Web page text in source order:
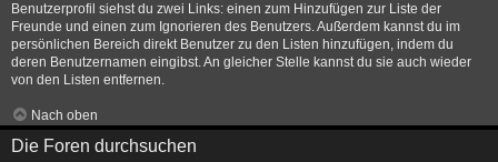
Benutzerprofil siehst du zwei Links: einen zum Hinzufügen zur Liste der
Freunde und einen zum Ignorieren des Benutzers. Außerdem kannst du im
persönlichen Bereich direkt Benutzer zu den Listen hinzufügen, indem du
deren Benutzernamen eingibst. An gleicher Stelle kannst du sie auch wieder
von den Listen entfernen.
Nach oben
Die Foren durchsuchen